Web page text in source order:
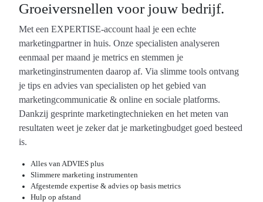
Groeiversnellen voor jouw bedrijf.
Met een EXPERTISE-account haal je een echte
marketingpartner in huis. Onze specialisten analyseren
eenmaal per maand je metrics en stemmen je
marketinginstrumenten daarop af. Via slimme tools ontvang
je tips en advies van specialisten op het gebied van
marketingcommunicatie & online en sociale platforms.
Dankzij gesprinte marketingtechnieken en het meten van
resultaten weet je zeker dat je marketingbudget goed besteed
is.
Alles van ADVIES plus
Slimmere marketing instrumenten
Afgestemde expertise & advies op basis metrics
Hulp op afstand